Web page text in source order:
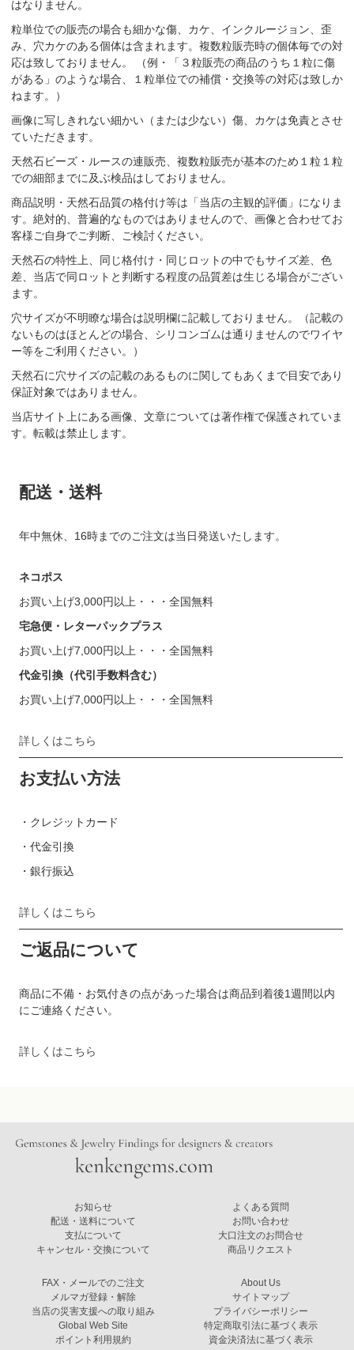
はなりません。
粒単位での販売の場合も細かな傷、カケ、インクルージョン、歪
み、穴カケのある個体は含まれます。複数粒販売時の個体毎での対
応は致しておりません。 （例・「３粒販売の商品のうち１粒に傷
がある」のような場合、１粒単位での補償・交換等の対応は致しか
ねます。）
画像に写しきれない細かい（または少ない）傷、カケは免責とさせ
ていただきます。
天然石ビーズ・ルースの連販売、複数粒販売が基本のため１粒１粒
での細部までに及ぶ検品はしておりません。
商品説明・天然石品質の格付け等は「当店の主観的評価」になりま
す。絶対的、普遍的なものではありませんので、画像と合わせてお
客様ご自身でご判断、ご検討ください。
天然石の特性上、同じ格付け・同じロットの中でもサイズ差、色
差、当店で同ロットと判断する程度の品質差は生じる場合がござい
ます。
穴サイズが不明瞭な場合は説明欄に記載しておりません。（記載の
ないものはほとんどの場合、シリコンゴムは通りませんのでワイヤ
ー等をご利用ください。）
天然石に穴サイズの記載のあるものに関してもあくまで目安であり
保証対象ではありません。
当店サイト上にある画像、文章については著作権で保護されていま
す。転載は禁止します。
配送・送料
年中無休、16時までのご注文は当日発送いたします。
ネコポス
お買い上げ3,000円以上・・・全国無料
宅急便・レターパックプラス
お買い上げ7,000円以上・・・全国無料
代金引換（代引手数料含む）
お買い上げ7,000円以上・・・全国無料
詳しくはこちら
お支払い方法
・クレジットカード
・代金引換
・銀行振込
詳しくはこちら
ご返品について
商品に不備・お気付きの点があった場合は商品到着後1週間以内
にご連絡ください。
詳しくはこちら
お知らせ
配送・送料について
支払について
キャンセル・交換について
よくある質問
お問い合わせ
大口注文のお問合せ
商品リクエスト
FAX・メールでのご注文
メルマガ登録・解除
当店の災害支援への取り組み
Global Web Site
ポイント利用規約
About Us
サイトマップ
プライバシーポリシー
特定商取引法に基づく表示
資金決済法に基づく表示